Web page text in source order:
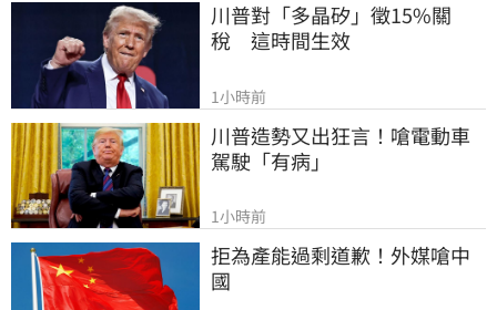
川普對「多晶矽」徵15%關
稅　這時間生效
1小時前
川普造勢又出狂言！嗆電動車
駕駛「有病」
1小時前
拒為產能過剩道歉！外媒嗆中
國